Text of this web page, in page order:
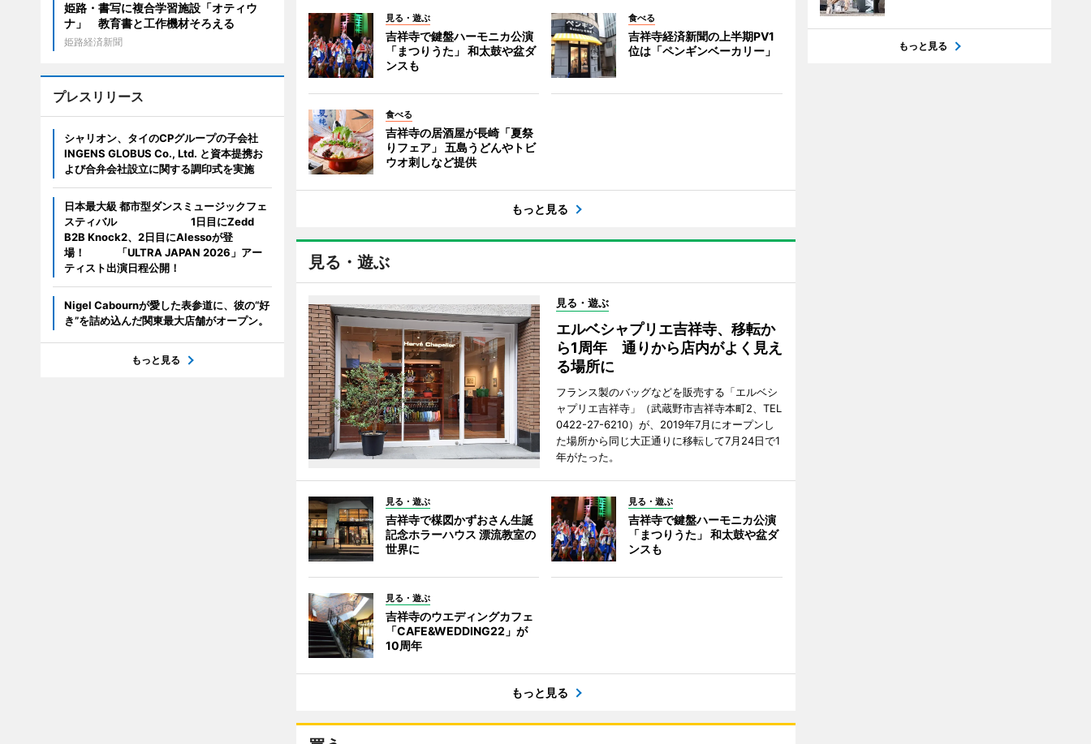
見る・遊ぶ
吉祥寺で鍵盤ハーモニカ公演
「まつりうた」 和太鼓や盆ダ
ンスも
食べる
吉祥寺経済新聞の上半期PV1
位は「ペンギンベーカリー」
食べる
吉祥寺の居酒屋が長崎「夏祭
りフェア」 五島うどんやトビ
ウオ刺しなど提供
もっと見る
見る・遊ぶ
見る・遊ぶ
エルベシャプリエ吉祥寺、移転か
ら1周年 通りから店内がよく見え
る場所に
フランス製のバッグなどを販売する「エルベシ
ャプリエ吉祥寺」（武蔵野市吉祥寺本町2、TEL
0422-27-6210）が、2019年7月にオープンし
た場所から同じ大正通りに移転して7月24日で1
年がたった。
見る・遊ぶ
吉祥寺で楳図かずおさん生誕
記念ホラーハウス 漂流教室の
世界に
見る・遊ぶ
吉祥寺で鍵盤ハーモニカ公演
「まつりうた」 和太鼓や盆ダ
ンスも
見る・遊ぶ
吉祥寺のウエディングカフェ
「CAFE&WEDDING22」が
10周年
もっと見る
姫路・書写に複合学習施設「オティウ
ナ」 教育書と工作機材そろえる
姫路経済新聞
プレスリリース
シャリオン、タイのCPグループの子会社
INGENS GLOBUS Co., Ltd. と資本提携お
よび合弁会社設立に関する調印式を実施
日本最大級 都市型ダンスミュージックフェ
スティバル 1日目にZedd
B2B Knock2、2日目にAlessoが登
場！ 「ULTRA JAPAN 2026」アー
ティスト出演日程公開！
Nigel Cabournが愛した表参道に、彼の“好
き”を詰め込んだ関東最大店舗がオープン。
もっと見る
もっと見る